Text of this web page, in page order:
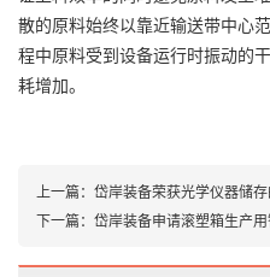
散的原料始终以靠近输送带中心
程中原料受到设备运行时振动的
耗增加。
上一篇： 岱岸装备荣获光学仪器储
下一篇： 岱岸装备申请滚塑箱生产